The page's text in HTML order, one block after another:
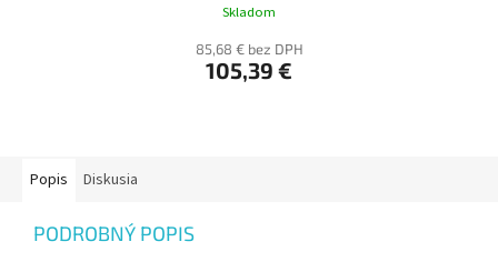
Skladom
85,68 € bez DPH
105,39 €
Popis Diskusia
PODROBNÝ POPIS